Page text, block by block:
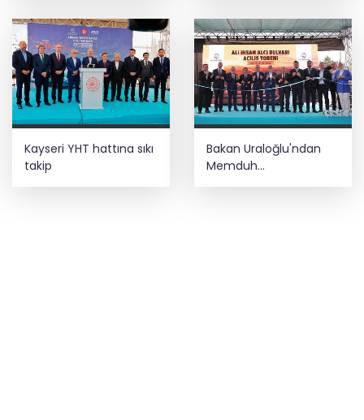
Kayseri YHT hattına sıkı
takip
Bakan Uraloğlu'ndan
Memduh